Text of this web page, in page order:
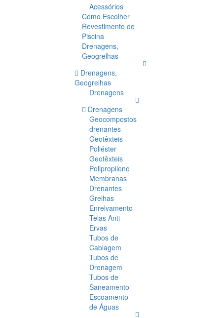
Acessórios
Como Escolher
Revestimento de
Piscina
Drenagens,
Geogrelhas
Drenagens,
Geogrelhas
Drenagens
Drenagens
Geocompostos
drenantes
Geotêxteis
Poliéster
Geotêxteis
Polipropileno
Membranas
Drenantes
Grelhas
Enrelvamento
Telas Anti
Ervas
Tubos de
Cablagem
Tubos de
Drenagem
Tubos de
Saneamento
Escoamento
de Águas